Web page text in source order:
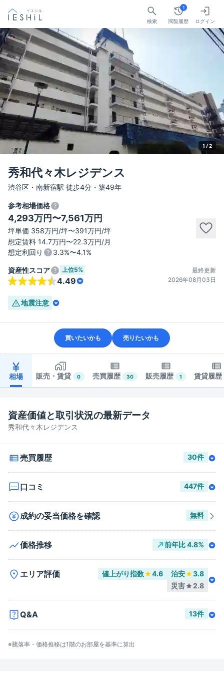
検索 閲覧履歴
1
ログイン
1 /2
秀和代々木レジデンス
渋谷区・南新宿駅 徒歩4分・築49年
参考相場価格
4,293万円〜7,561万円
坪単価 358万円/坪〜391万円/坪
想定賃料 14.7万円〜22.3万円/月
想定利回り
3.3%〜4.1%
資産性スコア 上位5%
4.49
最終更新
2026年08月03日
地震注意
買いたいかも 売りたいかも
相場 販売・賃貸 0 売買履歴 30 販売履歴 1 賃貸履歴
秀和代々木レジデンス
資産価値と取引状況の最新データ
売買履歴 30件
口コミ 447件
成約の妥当価格を確認 無料
価格推移 前年比4.8%
エリア評価 値上がり指数 4.6 治安
3.8
災害
2.8
Q&A 13件
※騰落率・価格推移は1階のお部屋を基準に算出